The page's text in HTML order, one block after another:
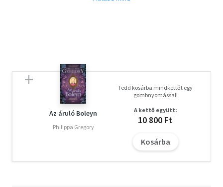
Nicolae Ceauşescu zsarnoki diktatúrája alatt, ahol a
Cristian mindent kockára tesz, hogy leleplezze a rezsim
mögötti igazságot, hangot adjon román honfitársainak,
és felfedje a világ előtt mindazt, ami az országában
történik. Amikor eljön a várva várt idő, lelkesen
csatlakozik a forradalomhoz, hogy a változásért
És vajon Christiannak lesz elég ereje elérni a céljait?
Az áruló Boleyn
Philippa Gregory
Tedd kosárba mindkettőt egy
gombnyomással!
A kettő együtt:
10 800 Ft
Kosárba